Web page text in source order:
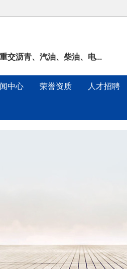
交沥青、汽油、柴油、电...
中心 荣誉资质 人才招聘